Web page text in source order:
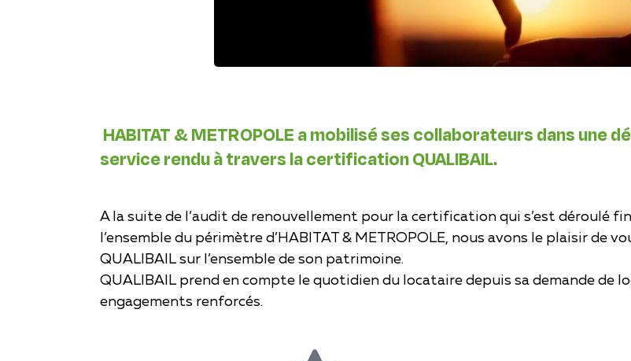
HABITAT & METROPOLE a mobilisé ses collaborateurs dans une
service rendu à travers la certification QUALIBAIL.
A la suite de l’audit de renouvellement pour la certification qui s’est déroulé
l’ensemble du périmètre d’HABITAT & METROPOLE, nous avons le plaisir de
QUALIBAIL sur l’ensemble de son patrimoine.
QUALIBAIL prend en compte le quotidien du locataire depuis sa demande de
engagements renforcés.